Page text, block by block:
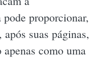
proporcionar,
suas páginas,
como uma